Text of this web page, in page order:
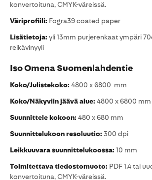
konvertoituna, CMYK-väreissä.
Väriprofiili: Fogra39 coated paper
Lisätietoja:yli 13mm purjerenkaat ympäri
reikävinyyli
Iso Omena Suomenlahdentie
Koko/Julistekoko:4800 x 6800 mm
Koko/Näkyviin jäävä alue:4800 x 6800 mm
Suunnittele kokoon:480 x 680 mm
Suunnittelukoon resoluutio:300 dpi
Leikkuuvara suunnittelukoossa:10 mm
Toimitettava tiedostomuoto: PDF 1.4 tai
konvertoituna, CMYK-väreissä.